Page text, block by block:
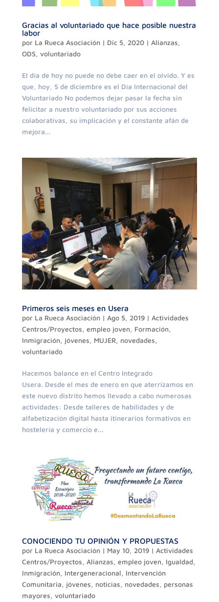
Gracias al voluntariado que hace posible nuestra
labor
por La Rueca Asociación| Dic 5, 2020| Alianzas,
ODS, voluntariado
El día de hoy no puede no debe caer en el olvido. Y es
que, hoy, 5 de diciembre es el Día Internacional del
Voluntariado No podemos dejar pasar la fecha sin
felicitar a nuestro voluntariado por sus acciones
colaborativas, su implicación y el constante afán de
mejora...
Primeros seis meses en Usera
por La Rueca Asociación| Ago 5, 2019| Actividades
Centros/Proyectos, empleo joven, Formación,
Inmigración, jóvenes, MUJER, novedades,
voluntariado
Hacemos balance en el Centro Integrado
Usera. Desde el mes de enero en que aterrizamos en
este nuevo distrito hemos llevado a cabo numerosas
actividades: Desde talleres de habilidades y de
alfabetización digital hasta itinerarios formativos en
hostelería y comercio e...
CONOCIENDO TU OPINIÓN Y PROPUESTAS
por La Rueca Asociación| May 10, 2019| Actividades
Centros/Proyectos, Alianzas, empleo joven, Igualdad,
Inmigración, Intergeneracional, Intervención
Comunitaria, jóvenes, noticias, novedades, personas
mayores, voluntariado